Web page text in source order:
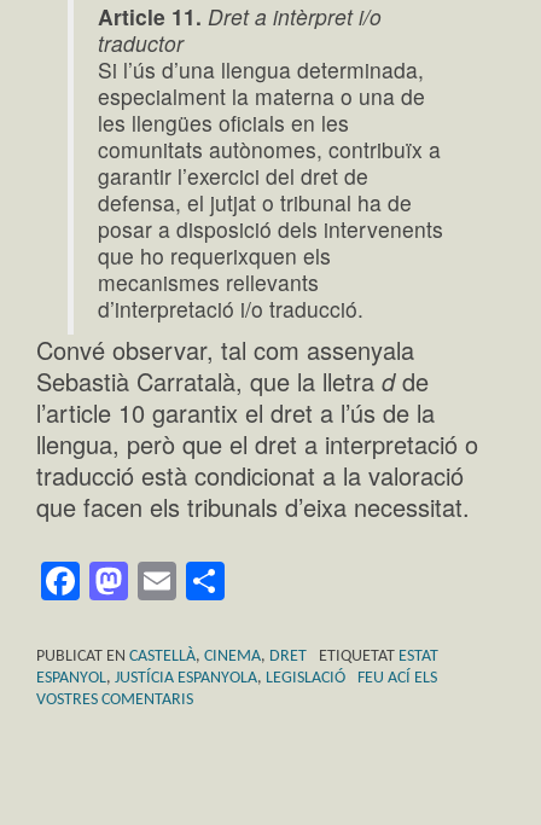
Article 11.Dret a intèrpret i/o
traductor
Si l’ús d’una llengua determinada,
especialment la materna o una de
les llengües oficials en les
comunitats autònomes, contribuïx a
garantir l’exercici del dret de
defensa, el jutjat o tribunal ha de
posar a disposició dels intervenents
que ho requerixquen els
mecanismes rellevants
d’interpretació i/o traducció.
Convé observar, tal com assenyala
Sebastià Carratalà, que la lletra dde
l’article 10 garantix el dret a l’ús de la
llengua, però que el dret a interpretació o
traducció està condicionat a la valoració
que facen els tribunals d’eixa necessitat.
Facebook
Mastodon
Email
PUBLICAT EN CASTELLÀ, CINEMA, DRET ETIQUETAT ESTAT
ESPANYOL, JUSTÍCIA ESPANYOLA, LEGISLACIÓ
FEU ACÍ ELS
VOSTRES COMENTARIS